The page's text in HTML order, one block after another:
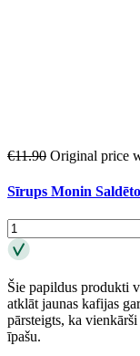
€11.90 Original price
Sīrups Monin
Šie papildus produkti
atklāt jaunas kafijas
pārsteigts, ka
īpašu.